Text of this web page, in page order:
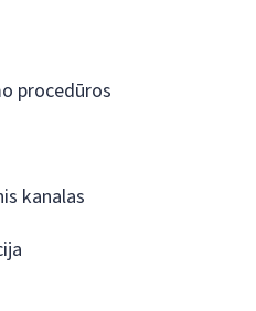
procedūros
kanalas